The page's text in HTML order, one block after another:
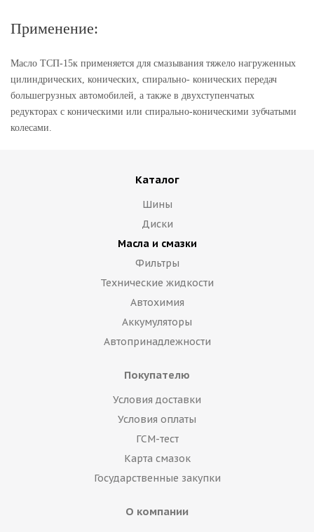
Применение:
Масло ТСП-15к применяется для смазывания тяжело нагруженных
цилиндрических, конических, спирально- конических передач
большегрузных автомобилей, а также в двухступенчатых
редукторах с коническими или спирально-коническими зубчатыми
колесами.
Каталог
Шины
Диски
Масла и смазки
Фильтры
Технические жидкости
Автохимия
Аккумуляторы
Автопринадлежности
Покупателю
Условия доставки
Условия оплаты
ГСМ-тест
Карта смазок
Государственные закупки
О компании